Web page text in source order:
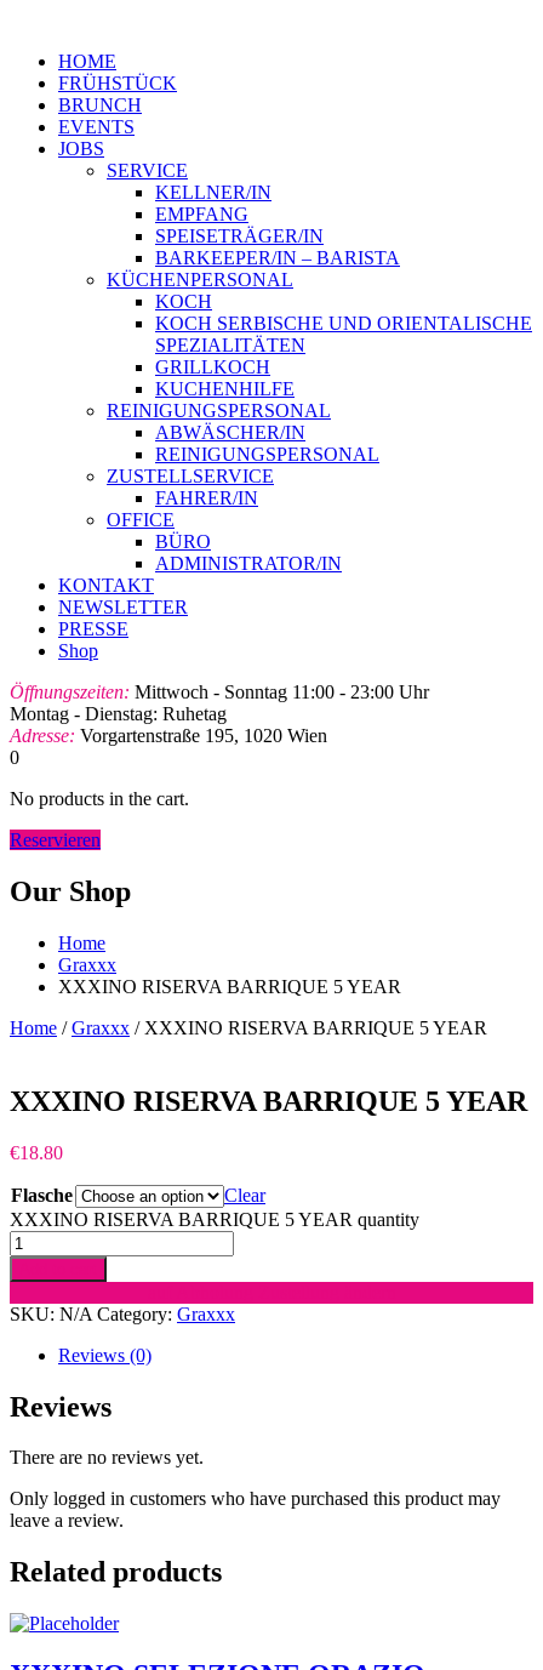
HOME
FRÜHSTÜCK
BRUNCH
EVENTS
JOBS
SERVICE
KELLNER/IN
EMPFANG
SPEISETRÄGER/IN
BARKEEPER/IN – BARISTA
KÜCHENPERSONAL
KOCH
KOCH SERBISCHE UND ORIENTALISCHE
SPEZIALITÄTEN
GRILLKOCH
KUCHENHILFE
REINIGUNGSPERSONAL
ABWÄSCHER/IN
REINIGUNGSPERSONAL
ZUSTELLSERVICE
FAHRER/IN
OFFICE
BÜRO
ADMINISTRATOR/IN
KONTAKT
NEWSLETTER
PRESSE
Shop
Öffnungszeiten: Mittwoch - Sonntag 11:00 - 23:00 Uhr
Montag - Dienstag: Ruhetag
Adresse: Vorgartenstraße 195, 1020 Wien
0
No products in the cart.
Reservieren
Our Shop
Home
Graxxx
XXXINO RISERVA BARRIQUE 5 YEAR
Home /Graxxx / XXXINO RISERVA BARRIQUE 5 YEAR
XXXINO RISERVA BARRIQUE 5 YEAR
€18.80
Flasche
Clear
XXXINO RISERVA BARRIQUE 5 YEAR quantity
SKU: N/A Category: Graxxx
Reviews (0)
Reviews
There are no reviews yet.
Only logged in customers who have purchased this product may
leave a review.
Related products